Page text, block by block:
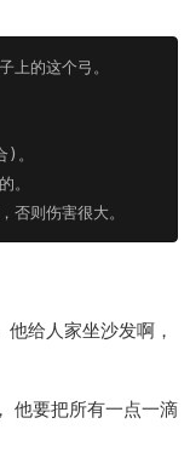
给人家坐沙发啊，
他要把所有一点一滴